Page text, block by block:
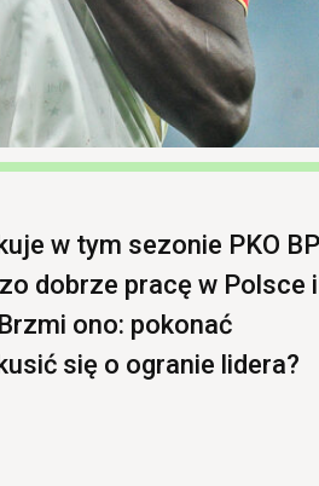
w tym sezonie PKO BP
dobrze pracę w Polsce i
ono: pokonać
się o ogranie lidera?